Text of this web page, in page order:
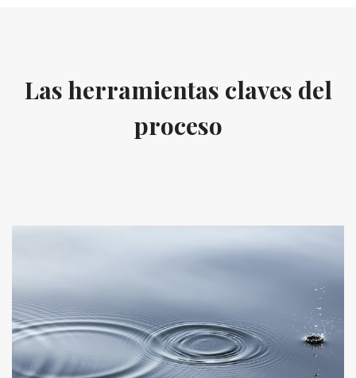
Las herramientas claves del
proceso